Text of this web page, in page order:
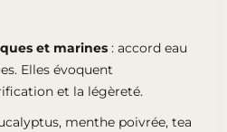
et marines : accord eau
Elles évoquent
et la légèreté.
menthe poivrée, tea